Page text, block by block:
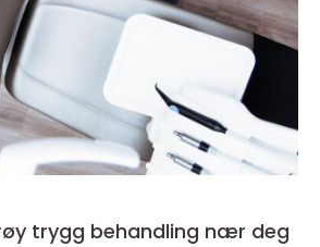
Tannlege osterøy trygg behandling nær deg